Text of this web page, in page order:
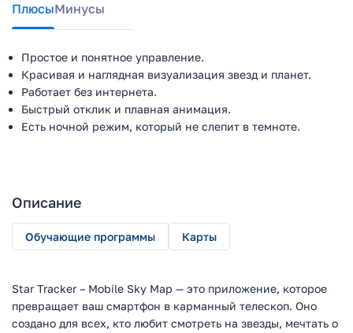
ПлюсыМинусы
Простое и понятное управление.
Красивая и наглядная визуализация звезд и планет.
Работает без интернета.
Быстрый отклик и плавная анимация.
Есть ночной режим, который не слепит в темноте.
Описание
Обучающие программы Карты
Star Tracker – Mobile Sky Map — это приложение, которое
превращает ваш смартфон в карманный телескоп. Оно
создано для всех, кто любит смотреть на звезды, мечтать о